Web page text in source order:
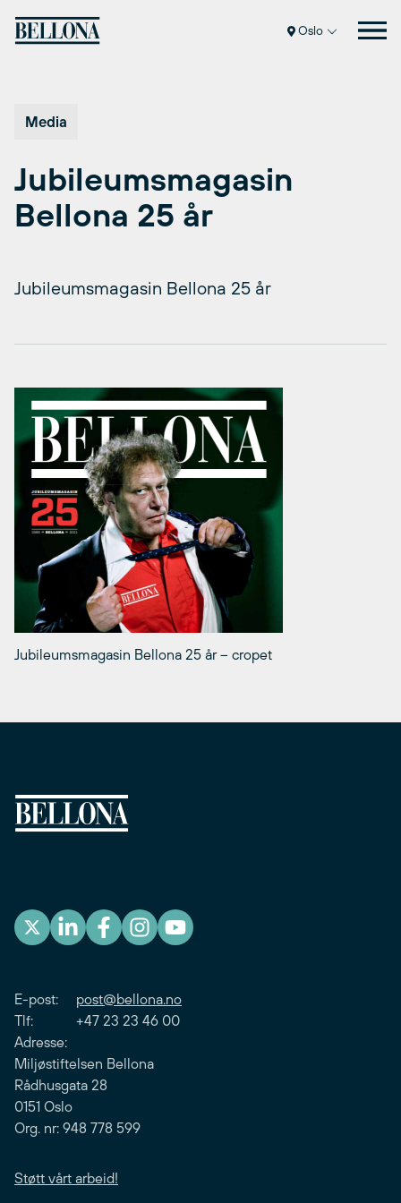
Oslo
Media
Jubileumsmagasin
Bellona 25 år
Jubileumsmagasin Bellona 25 år
Jubileumsmagasin Bellona 25 år – cropet
E-post: post@bellona.no
Tlf: +47 23 23 46 00
Adresse:
Miljøstiftelsen Bellona
Rådhusgata 28
0151 Oslo
Org. nr: 948 778 599
Støtt vårt arbeid!